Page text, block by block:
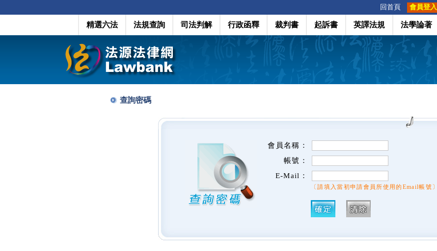
回首頁 會員登入
精選六法 法規查詢 司法判解 行政函釋 裁判書 起訴書 英譯法規 法學論著
查詢密碼
會員名稱：
帳號：
E-Mail：
〔請填入當初申請會員所使用的Email帳號〕